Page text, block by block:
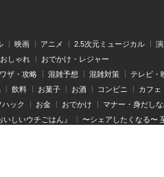
映画 アニメ 2.5次元ミュージカル 演
おしゃれ おでかけ・レジャー
ザ・攻略 混雑予想 混雑対策 テレビ・
飲料 お菓子 お酒 コンビニ カフェ
ック お金 おでかけ マナー・身だし
いしいウチごはん』 〜シェアしたくなる〜